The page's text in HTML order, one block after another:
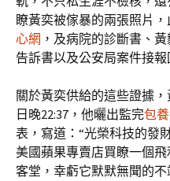
瞭黃奕被傢暴的兩張照片
心網 ，及病院的診斷書、
告訴書以及公安局案件接報
關於黃奕供給的這些證據
日晚22:37，他曬出監完包
表，寫道：“光榮科技的發
美國蘋果專賣店買瞭一個
客堂，幸虧它默默無聞的